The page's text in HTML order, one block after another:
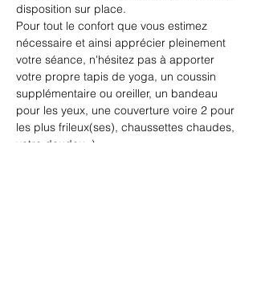
disposition sur place.
Pour tout le confort que vous estimez
nécessaire et ainsi apprécier pleinement
votre séance, n'hésitez pas à apporter
votre propre tapis de yoga, un coussin
supplémentaire ou oreiller, un bandeau
pour les yeux, une couverture voire 2 pour
les plus frileux(ses), chaussettes chaudes,
votre doudou ;) ...